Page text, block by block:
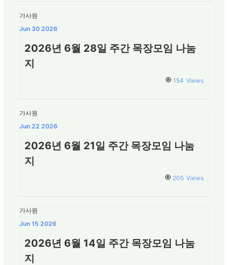
가사원
Jun 30 2026
2026년 6월 28일 주간 목장모임 나눔
지
154 Views
가사원
Jun 22 2026
2026년 6월 21일 주간 목장모임 나눔
지
205 Views
가사원
Jun 15 2026
2026년 6월 14일 주간 목장모임 나눔
지